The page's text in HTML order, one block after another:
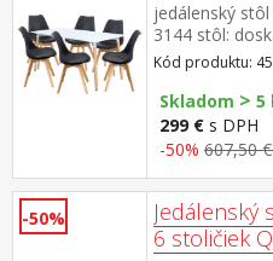
jedálenský
3144 stôl:
biela kovová
biela okrúhle
buk
sedák koža –
čierna nohy
cm rozmer
cm rozmer
Kód produktu:
Skladom > 5
299 € s DPH
-50% 607,50
-50%
Jedálenský
6 stoličiek